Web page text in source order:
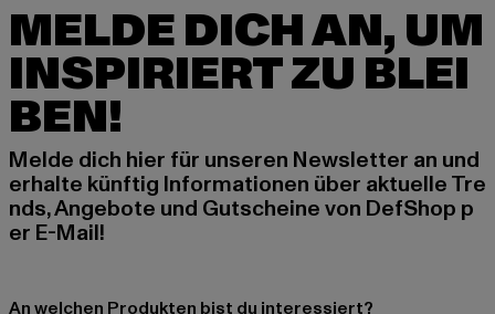
MELDE DICH AN, UM
INSPIRIERT ZU BLEI
BEN!
Melde dich hier für unseren Newsletter an und
erhalte künftig Informationen über aktuelle Tre
nds, Angebote und Gutscheine von DefShop p
er E-Mail!
An welchen Produkten bist du interessiert?